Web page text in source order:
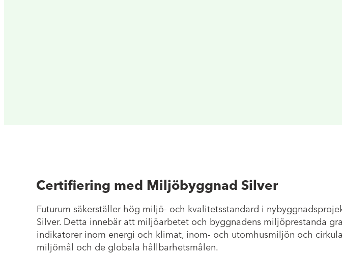
Certifiering med Miljöbyggnad Silver
Futurum säkerställer hög miljö- och kvalitetsstandard i
Silver. Detta innebär att miljöarbetet och byggnadens miljöprestanda
indikatorer inom energi och klimat, inom- och utomhusmiljön och
miljömål och de globala hållbarhetsmålen.